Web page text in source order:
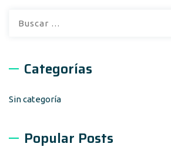
Categorías
Sin categoría
Popular Posts